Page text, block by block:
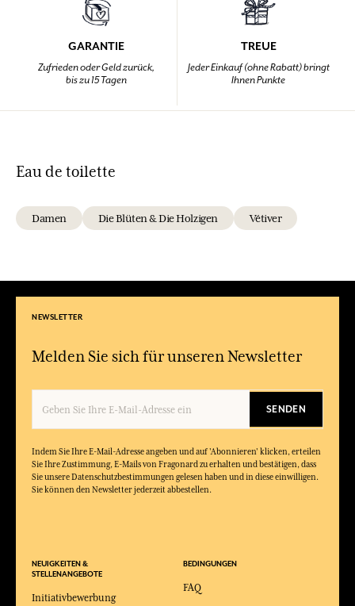
GARANTIE
Zufrieden oder Geld zurück,
bis zu 15 Tagen
TREUE
Jeder Einkauf (ohne Rabatt) bringt
Ihnen Punkte
Eau de toilette
Damen Die Blüten & Die Holzigen Vétiver
NEWSLETTER
Melden Sie sich für unseren Newsletter
SENDEN
Indem Sie Ihre E-Mail-Adresse angeben und auf 'Abonnieren' klicken, erteilen
Sie Ihre Zustimmung, E-Mails von Fragonard zu erhalten und bestätigen, dass
Sie unsere Datenschutzbestimmungen gelesen haben und in diese einwilligen.
Sie können den Newsletter jederzeit abbestellen.
BEDINGUNGEN
FAQ
NEUIGKEITEN &
STELLENANGEBOTE
Initiativbewerbung